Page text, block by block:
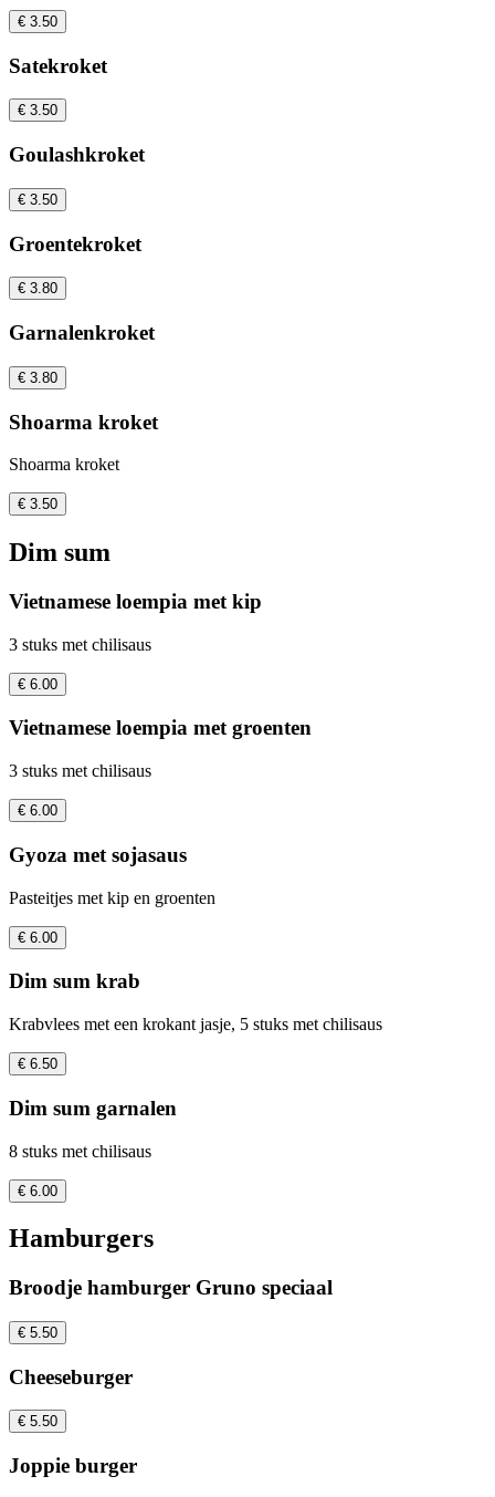
€ 3.50
Satekroket
€ 3.50
Goulashkroket
€ 3.50
Groentekroket
€ 3.80
Garnalenkroket
€ 3.80
Shoarma kroket
Shoarma kroket
€ 3.50
Dim sum
Vietnamese loempia met kip
3 stuks met chilisaus
€ 6.00
Vietnamese loempia met groenten
3 stuks met chilisaus
€ 6.00
Gyoza met sojasaus
Pasteitjes met kip en groenten
€ 6.00
Dim sum krab
Krabvlees met een krokant jasje, 5 stuks met chilisaus
€ 6.50
Dim sum garnalen
8 stuks met chilisaus
€ 6.00
Hamburgers
Broodje hamburger Gruno speciaal
€ 5.50
Cheeseburger
€ 5.50
Joppie burger